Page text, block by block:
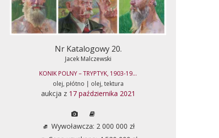
Nr Katalogowy 20.
Jacek Malczewski
KONIK POLNY – TRYPTYK, 1903-19...
olej, płótno | olej, tektura
aukcja z 17 października 2021
Wywoławcza: 2 000 000 zł